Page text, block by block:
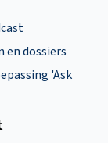
en dossiers
'Ask